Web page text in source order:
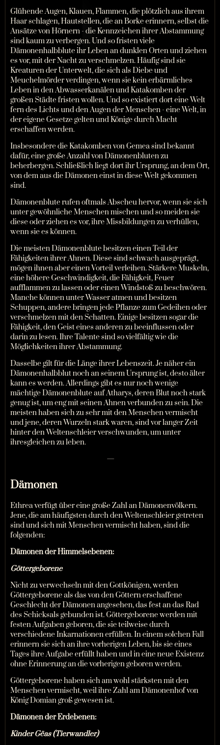
Glühende Augen, Klauen, Flammen, die plötzlich aus ihrem
Haar schlagen, Hautstellen, die an Borke erinnern, selbst die
Ansätze von Hörnern - die Kennzeichen ihrer Abstammung
sind kaum zu verbergen. Und so fristen viele
Dämonenhalbblute ihr Leben an dunklen Orten und ziehen
es vor, mit der Nacht zu verschmelzen. Häufig sind sie
Kreaturen der Unterwelt, die sich als Diebe und
Meuchelmörder verdingen, wenn sie kein erbärmliches
Leben in den Abwasserkanälen und Katakomben der
großen Städte fristen wollen. Und so existiert dort eine Welt
fern des Lichts und den Augen der Menschen - eine Welt, in
der eigene Gesetze gelten und Könige durch Macht
erschaffen werden.
Insbesondere die Katakomben von Gemea sind bekannt
dafür, eine große Anzahl von Dämonenbluten zu
beherbergen. Schließlich liegt dort ihr Ursprung, an dem Ort,
von dem aus die Dämonen einst in diese Welt gekommen
sind.
Dämonenblute rufen oftmals Abscheu hervor, wenn sie sich
unter gewöhnliche Menschen mischen und so meiden sie
diese oder ziehen es vor, ihre Missbildungen zu verhüllen,
wenn sie es können.
Die meisten Dämonenblute besitzen einen Teil der
Fähigkeiten ihrer Ahnen. Diese sind schwach ausgeprägt,
mögen ihnen aber einen Vorteil verleihen. Stärkere Muskeln,
eine höhere Geschwindigkeit, die Fähigkeit, Feuer
aufflammen zu lassen oder einen Windstoß zu beschwören.
Manche können unter Wasser atmen und besitzen
Schuppen, andere bringen jede Pflanze zum Gedeihen oder
verschmelzen mit den Schatten. Einige besitzen sogar die
Fähigkeit, den Geist eines anderen zu beeinflussen oder
darin zu lesen. Ihre Talente sind so vielfältig wie die
Möglichkeiten ihrer Abstammung.
Dasselbe gilt für die Länge ihrer Lebenszeit. Je näher ein
Dämonenhalbblut noch an seinem Ursprung ist, desto älter
kann es werden. Allerdings gibt es nur noch wenige
mächtige Dämonenblute auf Atharys, deren Blut noch stark
genug ist, um eng mit seinen Ahnen verbunden zu sein. Die
meisten haben sich zu sehr mit den Menschen vermischt
und jene, deren Wurzeln stark waren, sind vor langer Zeit
hinter den Weltenschleier verschwunden, um unter
ihresgleichen zu leben.
—
Dämonen
Ethrea verfügt über eine große Zahl an Dämonenvölkern.
Jene, die am häufigsten durch den Weltenschleier getreten
sind und sich mit Menschen vermischt haben, sind die
folgenden:
Dämonen der Himmelsebenen:
Göttergeborene
Nicht zu verwechseln mit den Gottkönigen, werden
Göttergeborene als das von den Göttern erschaffene
Geschlecht der Dämonen angesehen, das fest an das Rad
des Schicksals gebunden ist. Göttergeborene werden mit
festen Aufgaben geboren, die sie teilweise durch
verschiedene Inkarnationen erfüllen. In einem solchen Fall
erinnern sie sich an ihre vorherigen Leben, bis sie eines
Tages ihre Aufgabe erfüllt haben und in eine neue Existenz
ohne Erinnerung an die vorherigen geboren werden.
Göttergeborene haben sich am wohl stärksten mit den
Menschen vermischt, weil ihre Zahl am Dämonenhof von
König Domian groß gewesen ist.
Dämonen der Erdebenen:
Kinder Gëas (Tierwandler)